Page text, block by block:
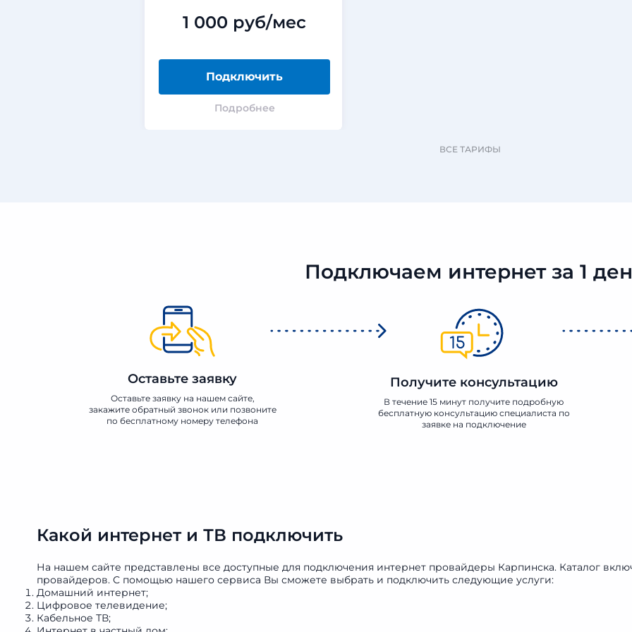
1 000 руб/мес
Подключить
Подробнее
ВСЕ ТАРИФЫ
Подключаем интернет за 1
Оставьте заявку
Оставьте заявку на нашем сайте,
закажите обратный звонок или позвоните
по бесплатному номеру телефона
Получите консультацию
В течение 15 минут получите подробную
бесплатную консультацию специалиста по
заявке на подключение
Какой интернет и ТВ подключить
На нашем сайте представлены все доступные для подключения интернет провайдеры Карпинска. Каталог
провайдеров. С помощью нашего сервиса Вы сможете выбрать и подключить следующие услуги:
Домашний интернет;
Цифровое телевидение;
Кабельное ТВ;